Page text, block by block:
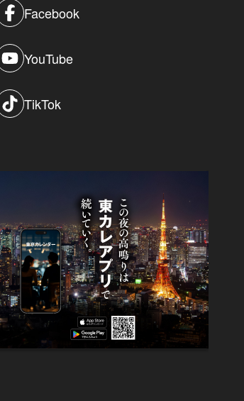
味しいうに料理を堪能できる東京の名
Vol.1
石箱としか言いようがない！うに
介・海鮮
Facebook
YouTube
TikTok